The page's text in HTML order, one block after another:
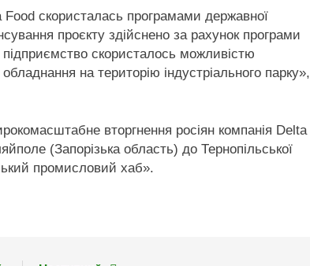
Food скористалась програмами державної
проєкту здійснено за рахунок програми
скористалось можливістю
на територію індустріального парку»,
вторгнення росіян компанія Delta
(Запорізька область) до Тернопільської
промисловий хаб».